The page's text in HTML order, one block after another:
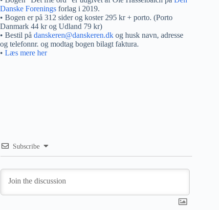
Danske Forenings forlag i 2019.
• Bogen er på 312 sider og koster 295 kr + porto. (Porto
Danmark 44 kr og Udland 79 kr)
• Bestil på danskeren@danskeren.dk og husk navn, adresse
og telefonnr. og modtag bogen bilagt faktura.
• Læs mere her
Subscribe